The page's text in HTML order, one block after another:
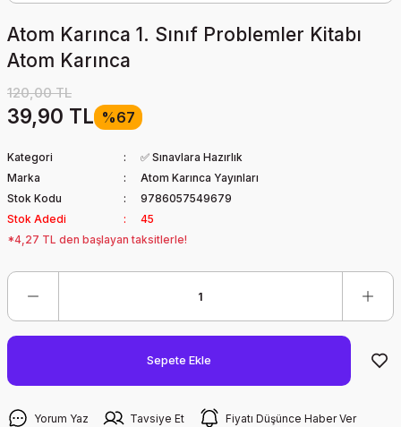
Atom Karınca 1. Sınıf Problemler Kitabı
Atom Karınca
120,00 TL
39,90 TL %67
Kategori
✅ Sınavlara Hazırlık
Marka
Atom Karınca Yayınları
Stok Kodu
9786057549679
Stok Adedi
45
*4,27 TL den başlayan taksitlerle!
Sepete Ekle
Yorum Yaz Tavsiye Et Fiyatı Düşünce Haber Ver